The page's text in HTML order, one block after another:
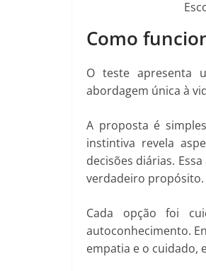
Como
O teste apresenta
abordagem única à
A proposta é
instintiva revela
decisões diárias.
verdadeiro propósito.
Cada opção foi
autoconhecimento.
empatia e o cuidado,